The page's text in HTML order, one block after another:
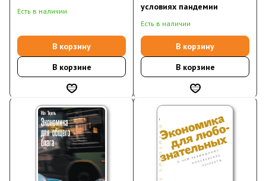
Есть в наличии
В корзину
В корзине
условиях пандемии
Есть в наличии
В корзину
В корзине